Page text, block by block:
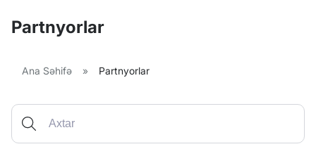
Partnyorlar
Ana Səhifə » Partnyorlar